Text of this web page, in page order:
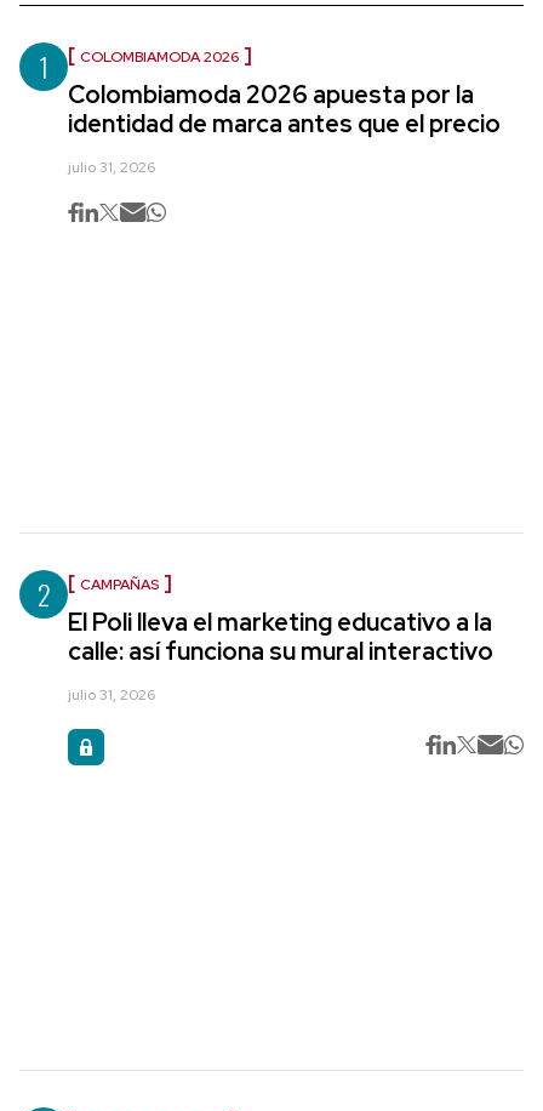
1 COLOMBIAMODA 2026
Colombiamoda 2026 apuesta por la
identidad de marca antes que el precio
julio 31, 2026
2 CAMPAÑAS
El Poli lleva el marketing educativo a la
calle: así funciona su mural interactivo
julio 31, 2026